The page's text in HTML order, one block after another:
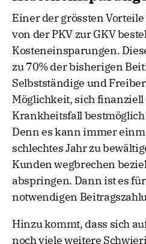
Einer der grössten Vorteile
von der PKV zur GKV
Kosteneinsparungen.
zu 70% der bisherigen
Selbstständige und
Möglichkeit, sich finanziell
Krankheitsfall
Denn es kann immer
schlechtes Jahr zu
Kunden wegbrechen
abspringen. Dann ist es
Hinzu kommt, dass sich